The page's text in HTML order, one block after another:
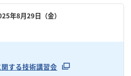
年8月29日（金）
する技術講習会